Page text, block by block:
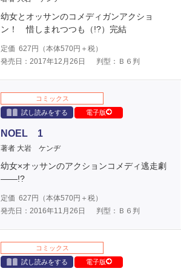
幼女とオッサンのコメディガンアクショ
ン！ 惜しまれつつも（!?）完結
定価 627 円（本体570円＋税）
発売日：2017年12月26日
判型：Ｂ６判
コミックス
試し読みをする
電子版
NOEL 1
著者 大岩 ケンヂ
幼女×オッサンのアクションコメディ逃走劇
――!?
定価 627 円（本体570円＋税）
発売日：2016年11月26日
判型：Ｂ６判
コミックス
試し読みをする
電子版